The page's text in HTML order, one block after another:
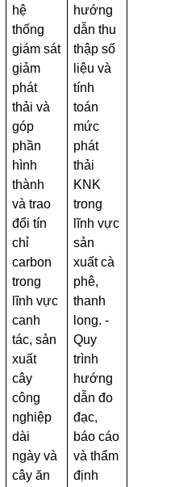
hệ
thống
giám sát
giảm
phát
thải và
góp
phần
hình
thành
và trao
đổi tín
chỉ
carbon
trong
lĩnh vực
canh
tác, sản
xuất
cây
công
nghiệp
dài
ngày và
cây ăn
hướng
dẫn thu
thập số
liệu và
tính
toán
mức
phát
thải
KNK
trong
lĩnh vực
sản
xuất cà
phê,
thanh
long. -
Quy
trình
hướng
dẫn đo
đạc,
báo cáo
và thẩm
định